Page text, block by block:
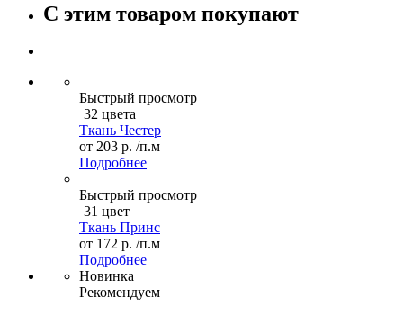
С этим товаром покупают
Быстрый просмотр
32 цвета
Ткань Честер
от 203 р. /п.м
Подробнее
Быстрый просмотр
31 цвет
Ткань Принс
от 172 р. /п.м
Подробнее
Новинка
Рекомендуем